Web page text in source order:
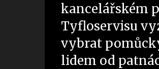
kancelářském
Tyfloservisu
vybrat
lidem od